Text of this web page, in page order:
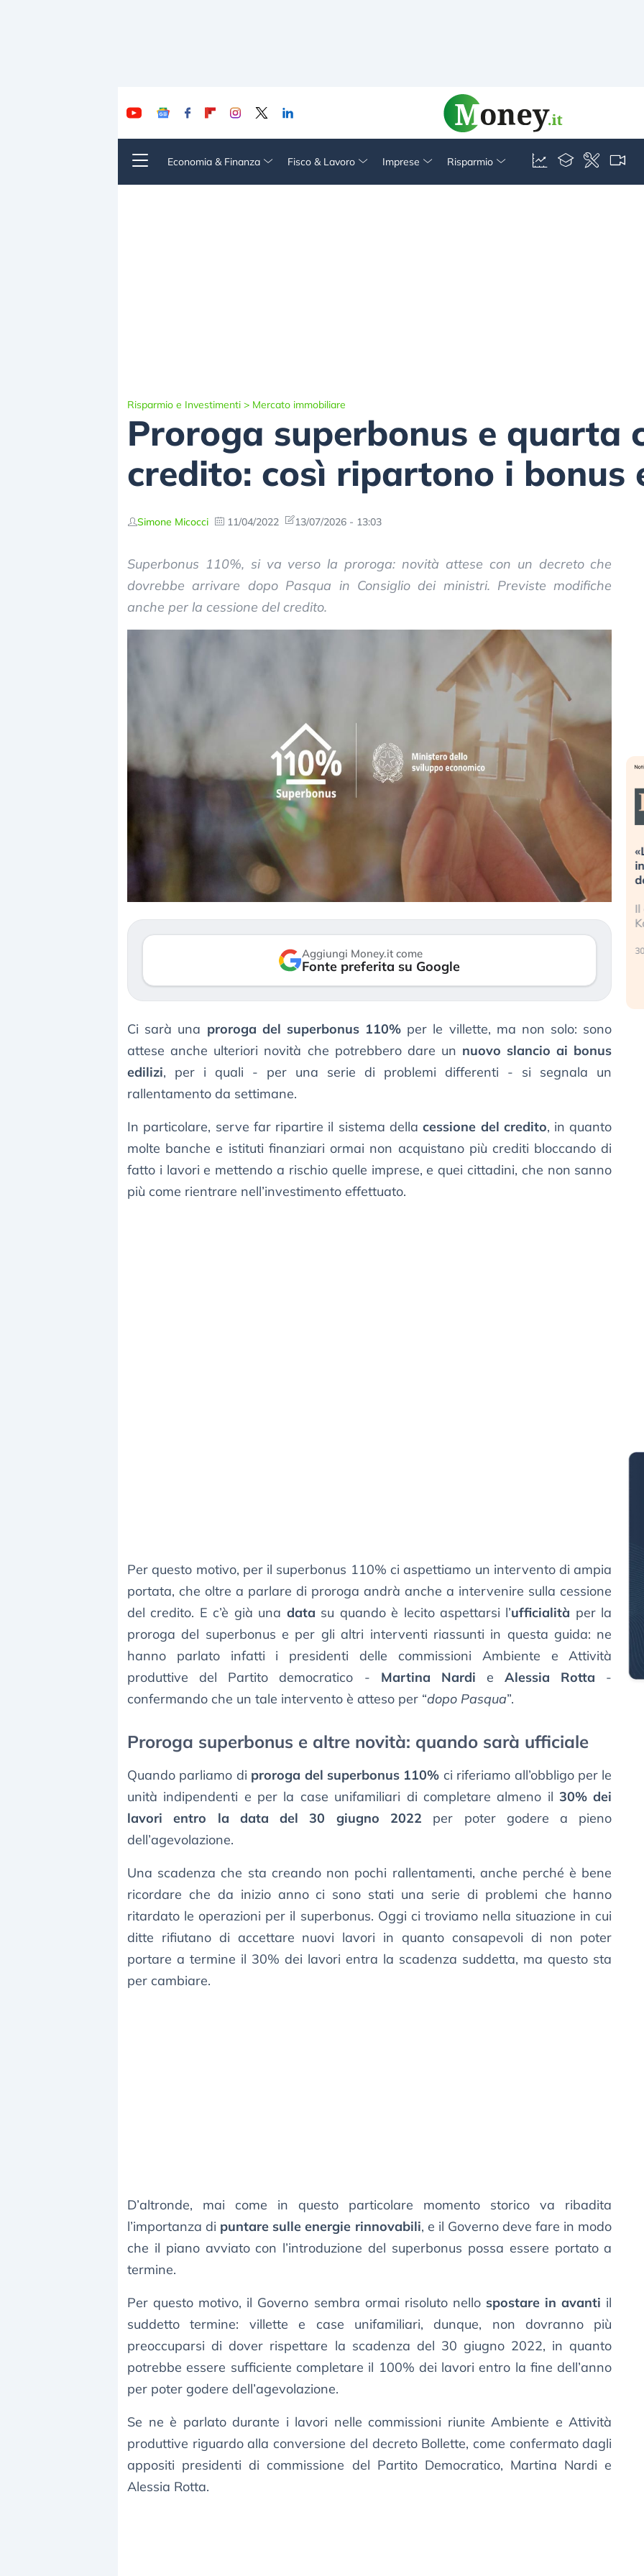
Economia & Finanza Fisco & Lavoro Imprese Risparmio
Risparmio e Investimenti > Mercato immobiliare
Proroga superbonus e quarta
credito: così ripartono i bonus
Simone Micocci 11/04/2022 13/07/2026 - 13:03
Superbonus 110%, si va verso la proroga: novità attese con un decreto che
dovrebbe arrivare dopo Pasqua in Consiglio dei ministri. Previste modifiche
anche per la cessione del credito.
Aggiungi Money.it come
Fonte preferita su Google
Ci sarà una proroga del superbonus 110% per le villette, ma non solo: sono
attese anche ulteriori novità che potrebbero dare un nuovo slancio ai bonus
edilizi, per i quali - per una serie di problemi differenti - si segnala un
rallentamento da settimane.
In particolare, serve far ripartire il sistema dellacessione del credito, in quanto
molte banche e istituti finanziari ormai non acquistano più crediti bloccando di
fatto i lavori e mettendo a rischio quelle imprese, e quei cittadini, che non sanno
più come rientrare nell’investimento effettuato.
Per questo motivo, per il superbonus 110% ci aspettiamo un intervento di ampia
portata, che oltre a parlare di proroga andrà anche a intervenire sulla cessione
del credito. E c’è già una data su quando è lecito aspettarsi l’ufficialità per la
proroga del superbonus e per gli altri interventi riassunti in questa guida: ne
hanno parlato infatti i presidenti delle commissioni Ambiente e Attività
produttive del Partito democratico - Martina Nardi eAlessia Rotta -
confermando che un tale intervento è atteso per “dopo Pasqua”.
Proroga superbonus e altre novità: quando sarà ufficiale
Quando parliamo di proroga del superbonus 110% ci riferiamo all’obbligo per le
unità indipendenti e per la case unifamiliari di completare almeno il30% dei
lavori entro la data del 30 giugno 2022 per poter godere a pieno
dell’agevolazione.
Una scadenza che sta creando non pochi rallentamenti, anche perché è bene
ricordare che da inizio anno ci sono stati una serie di problemi che hanno
ritardato le operazioni per il superbonus. Oggi ci troviamo nella situazione in cui
ditte rifiutano di accettare nuovi lavori in quanto consapevoli di non poter
portare a termine il 30% dei lavori entra la scadenza suddetta, ma questo sta
per cambiare.
D’altronde, mai come in questo particolare momento storico va ribadita
l’importanza di puntare sulle energie rinnovabili, e il Governo deve fare in modo
che il piano avviato con l’introduzione del superbonus possa essere portato a
termine.
Per questo motivo, il Governo sembra ormai risoluto nello spostare in avanti il
suddetto termine: villette e case unifamiliari, dunque, non dovranno più
preoccuparsi di dover rispettare la scadenza del 30 giugno 2022, in quanto
potrebbe essere sufficiente completare il 100% dei lavori entro la fine dell’anno
per poter godere dell’agevolazione.
Se ne è parlato durante i lavori nelle commissioni riunite Ambiente e Attività
produttive riguardo alla conversione del decreto Bollette, come confermato dagli
appositi presidenti di commissione del Partito Democratico, Martina Nardi e
Alessia Rotta.
Dalle valutazioni estreme alla
correzione. Cosa sta guidando il
repricing degli asset?
mostrando segni di stanchezza
verso le (…)
«La mia vita è rovinata». Investitori
in preda al panico dopo lo scoppio
della bolla AI
Kospi, mentre gli investitori retail (…)